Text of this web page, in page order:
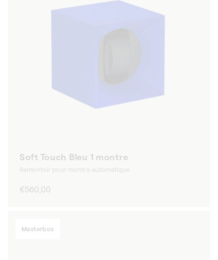
Soft Touch Bleu 1 montre
Remontoir pour montre automatique
Prix
€560,00
Masterbox